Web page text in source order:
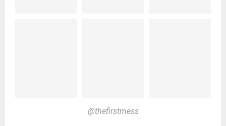
@thefirstmess